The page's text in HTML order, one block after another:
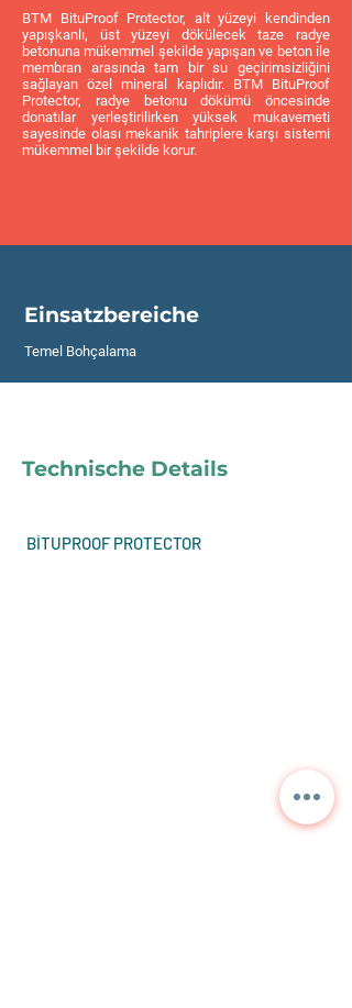
BTM BituProof Protector, alt yüzeyi kendinden
yapışkanlı, üst yüzeyi dökülecek taze radye
betonuna mükemmel şekilde yapışan ve beton ile
membran arasında tam bir su geçirimsizliğini
sağlayan özel mineral kaplıdır. BTM BituProof
Protector, radye betonu dökümü öncesinde
donatılar yerleştirilirken yüksek mukavemeti
sayesinde olası mekanik tahriplere karşı sistemi
mükemmel bir şekilde korur.
Einsatzbereiche
Temel Bohçalama
Technische Details
BİTUPROOF PROTECTOR